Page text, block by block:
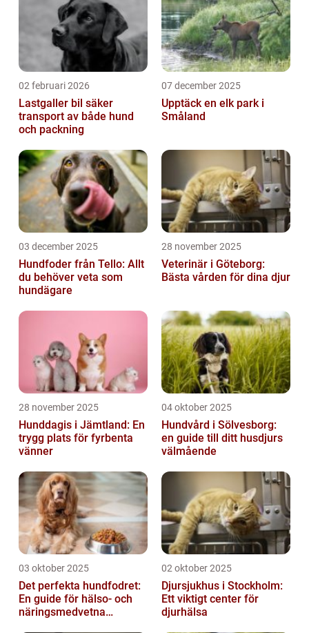
av...
02 februari 2026
Lastgaller bil säker
transport av både hund
och packning
07 december 2025
Upptäck en elk park i
Småland
03 december 2025
Hundfoder från Tello: Allt
du behöver veta som
hundägare
28 november 2025
Veterinär i Göteborg:
Bästa vården för dina djur
28 november 2025
Hunddagis i Jämtland: En
trygg plats för fyrbenta
vänner
04 oktober 2025
Hundvård i Sölvesborg:
en guide till ditt husdjurs
välmående
03 oktober 2025
Det perfekta hundfodret:
En guide för hälso- och
näringsmedvetna
02 oktober 2025
Djursjukhus i Stockholm:
Ett viktigt center för
djurhälsa